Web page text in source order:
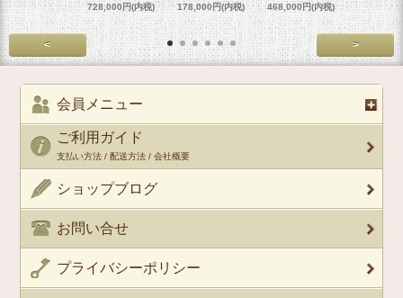
728,000円(内税) 178,000円(内税) 468,000円(内税) 458,000円
< >
会員メニュー
ご利用ガイド
支払い方法 / 配送方法 / 会社概要
ショップブログ
お問い合せ
プライバシーポリシー